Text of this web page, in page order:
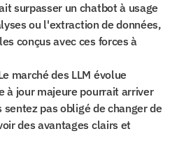
surpasser un chatbot à usage
ou l'extraction de données,
conçus avec ces forces à
marché des LLM évolue
à jour majeure pourrait arriver
pas obligé de changer de
des avantages clairs et